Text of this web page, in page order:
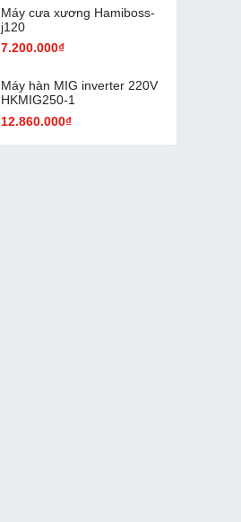
Máy cưa xương Hamiboss-
j120
7.200.000₫
Máy hàn MIG inverter 220V
HKMIG250-1
12.860.000₫